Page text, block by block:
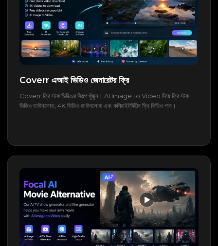
Coverr এআই ভিডিও জেনারেটর ফ্রি
Coverr ফ্রি স্টক ভিডিওর বিকল্প খুঁজুন। AI Image to Video দিয়ে ফ্রি স্টক
ভিডিও ডাউনলোড, 4K ভিডিও ডাউনলোড এবং কপিরাইটবিহীন ফ্রি ভিডিও পান।